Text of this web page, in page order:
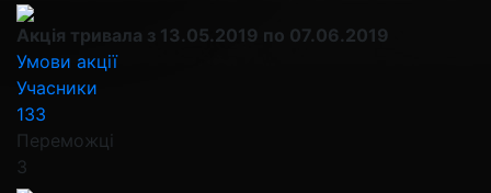
Акція тривала з 13.05.2019 по 07.06.2019
Умови акції
Учасники
133
Переможці
3